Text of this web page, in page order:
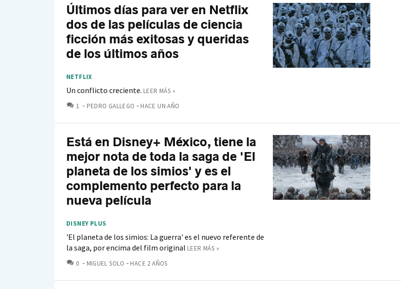
Últimos días para ver en Netflix
dos de las películas de ciencia
ficción más exitosas y queridas
de los últimos años
NETFLIX
Un conflicto creciente. LEER MÁS »
1 COMENTARIOS
PEDRO GALLEGO HACE UN AÑO
Está en Disney+ México, tiene la
mejor nota de toda la saga de 'El
planeta de los simios' y es el
complemento perfecto para la
nueva película
DISNEY PLUS
'El planeta de los simios: La guerra' es el nuevo referente de
la saga, por encima del film original LEER MÁS »
0 COMENTARIOS
MIGUEL SOLO HACE 2 AÑOS